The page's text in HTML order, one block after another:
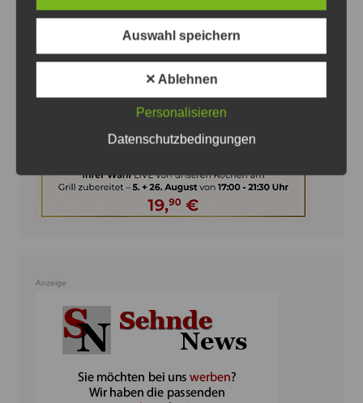
Anzeige
Anzeige
Auswahl speichern
✕ Ablehnen
Personalisieren
Datenschutzbedingungen